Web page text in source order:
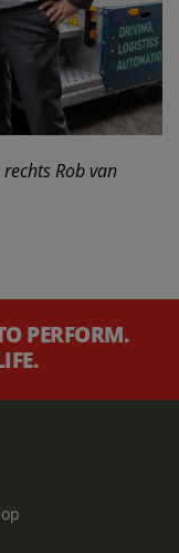
Rob van
PERFORM.